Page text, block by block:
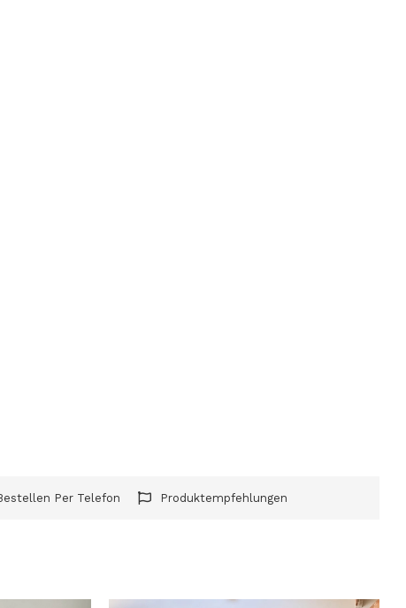
Per Telefon Produktempfehlungen